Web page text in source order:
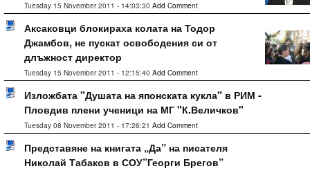
Tuesday 15 November 2011 - 14:03:30 Add Comment
Аксаковци блокираха колата на Тодор
Джамбов, не пускат освободения си от
длъжност директор
Tuesday 15 November 2011 - 12:15:40 Add Comment
Изложбата "Душата на японската кукла" в РИМ -
Пловдив плени ученици на МГ "К.Величков"
Tuesday 08 November 2011 - 17:26:21 Add Comment
Представяне на книгата „Да” на писателя
Николай Табаков в СОУ”Георги Брегов”